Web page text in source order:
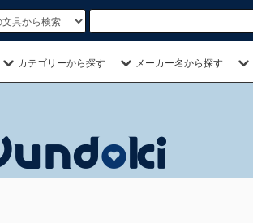
カテゴリーから探す メーカー名から探す